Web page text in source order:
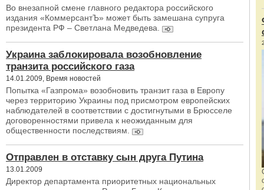
Во внезапной смене главного редактора российского
издания «КоммерсантЪ» может быть замешана супруга
президента РФ – Светлана Медведева.
Украина заблокировала возобновление
транзита российского газа
14.01.2009, Время новостей
Попытка «Газпрома» возобновить транзит газа в Европу
через территорию Украины под присмотром европейских
наблюдателей в соответствии с достигнутыми в Брюсселе
договоренностями привела к неожиданным для
общественности последствиям.
Отправлен в отставку сын друга Путина
13.01.2009
Директор департамента приоритетных национальных